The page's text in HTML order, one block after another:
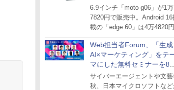
ル
6.9インチ「moto g06」が1万
7820円で販売中。Android 16
載の「edge 60」は4万4820円
Web担当者Forum、「生成
AI×マーケティング」をテ
マにした無料セミナーを8月
27日にオンライン開催
サイバーエージェントや文藝
秋、日本マイクロソフトな